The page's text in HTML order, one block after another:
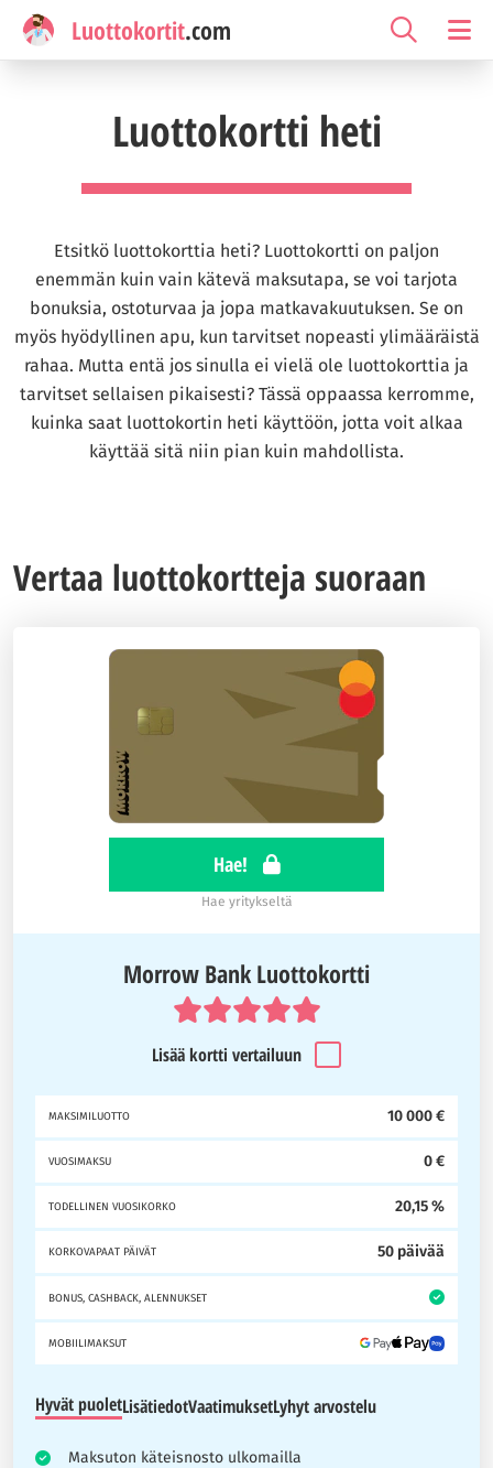
Luottokortit.com
Luottokortti heti
Etsitkö luottokorttia heti? Luottokortti on paljon
enemmän kuin vain kätevä maksutapa, se voi tarjota
bonuksia, ostoturvaa ja jopa matkavakuutuksen. Se on
myös hyödyllinen apu, kun tarvitset nopeasti ylimääräistä
rahaa. Mutta entä jos sinulla ei vielä ole luottokorttia ja
tarvitset sellaisen pikaisesti? Tässä oppaassa kerromme,
kuinka saat luottokortin heti käyttöön, jotta voit alkaa
käyttää sitä niin pian kuin mahdollista.
Vertaa luottokortteja suoraan
Hae!
Hae yritykseltä
Morrow Bank Luottokortti
Lisää kortti vertailuun
MAKSIMILUOTTO 10 000 €
VUOSIMAKSU 0 €
TODELLINEN VUOSIKORKO 20,15 %
KORKOVAPAAT PÄIVÄT 50 päivää
BONUS, CASHBACK, ALENNUKSET
MOBIILIMAKSUT
Hyvät puoletLisätiedotVaatimuksetLyhyt arvostelu
Maksuton käteisnosto ulkomailla